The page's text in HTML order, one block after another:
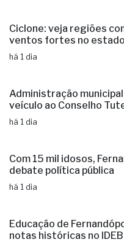
Ciclone: veja regiões
ventos fortes no
há 1 dia
Administração
veículo ao Conselho
há 1 dia
Com 15 mil idosos,
debate política pública
há 1 dia
Educação de
notas históricas no IDEB